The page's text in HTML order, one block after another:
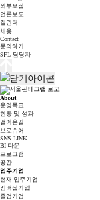
외부모집
언론보도
캘린더
채용
Contact
문의하기
SFL 담당자
About
운영목표
현황 및 성과
걸어온길
브로슈어
SNS LINK
BI 다운
프로그램
공간
입주기업
현재 입주기업
멤버십기업
졸업기업